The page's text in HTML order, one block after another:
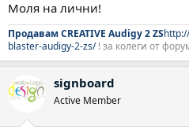
Моля на лични!
Продавам CREATIVE Audigy 2 ZS
blaster-audigy-2-zs/! за колеги от
signboard
Active Member